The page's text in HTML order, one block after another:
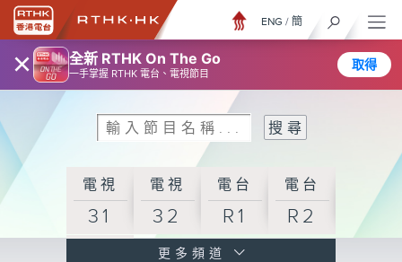
× 全新 RTHK On The Go
一手掌握 RTHK 電台、電視節目
取得
ENG / 簡
電視
31
電視
32
電台
R1
電台
R2
更多頻道